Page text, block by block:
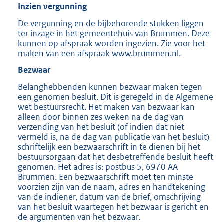
Inzien vergunning
De vergunning en de bijbehorende stukken liggen
ter inzage in het gemeentehuis van Brummen. Deze
kunnen op afspraak worden ingezien. Zie voor het
maken van een afspraak www.brummen.nl.
Bezwaar
Belanghebbenden kunnen bezwaar maken tegen
een genomen besluit. Dit is geregeld in de Algemene
wet bestuursrecht. Het maken van bezwaar kan
alleen door binnen zes weken na de dag van
verzending van het besluit (of indien dat niet
vermeld is, na de dag van publicatie van het besluit)
schriftelijk een bezwaarschrift in te dienen bij het
bestuursorgaan dat het desbetreffende besluit heeft
genomen. Het adres is: postbus 5, 6970 AA
Brummen. Een bezwaarschrift moet ten minste
voorzien zijn van de naam, adres en handtekening
van de indiener, datum van de brief, omschrijving
van het besluit waartegen het bezwaar is gericht en
de argumenten van het bezwaar.